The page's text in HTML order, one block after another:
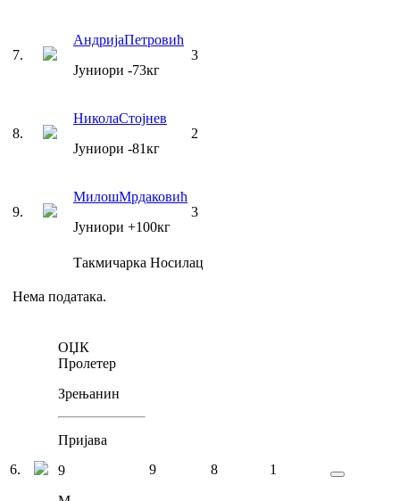
7.
АндријаПетровић
Јуниори -73кг
3
8.
НиколаСтојнев
Јуниори -81кг
2
9.
МилошМрдаковић
Јуниори +100кг
3
Такмичарка Носилац
Нема података.
6.
ОЏК
Пролетер
Зрењанин
Пријава
9
9 8 1